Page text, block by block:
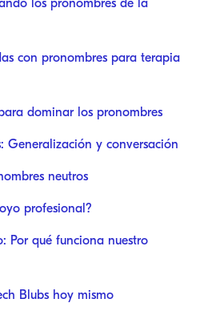
los pronombres de la
con pronombres para terapia
dominar los pronombres
Generalización y conversación
neutros
profesional?
Por qué funciona nuestro
Blubs hoy mismo